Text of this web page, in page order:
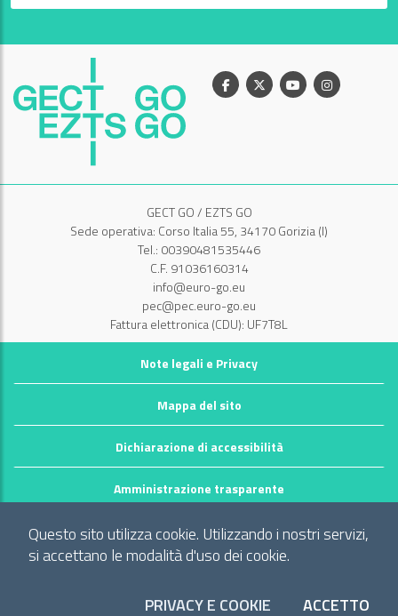
Questo sito utilizza cookie. Utilizzando i nostri servizi,
si accettano le modalità d'uso dei cookie.
PRIVACY E COOKIE ACCETTO
Facebook
X YoutubeInstagram
GECT GO / EZTS GO
Sede operativa: Corso Italia 55, 34170 Gorizia (I)
Tel.: 00390481535446
C.F. 91036160314
info@euro-go.eu
pec@pec.euro-go.eu
Fattura elettronica (CDU): UF7T8L
Note legali e Privacy
Mappa del sito
Dichiarazione di accessibilità
Amministrazione trasparente
©2026 GECT GO / EZTS GO
Realizzato da infoFactory Web Agency.
"Territorio dei comuni: Comune di Gorizia (I), Mestna občina Nova